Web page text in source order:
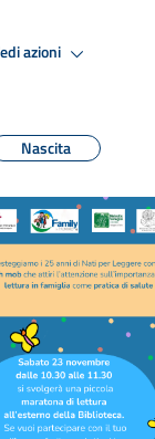
azioni
Nascita